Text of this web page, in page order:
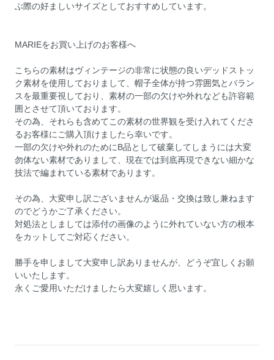
ぶ際の好ましいサイズとしておすすめしています。
MARIEをお買い上げのお客様へ
こちらの素材はヴィンテージの非常に状態の良いデッドストッ
ク素材を使用しておりまして、帽子全体が持つ雰囲気とバラン
スを最重要視しており、素材の一部の欠けや外れなども許容範
囲とさせて頂いております。
その為、それらも含めてこの素材の世界観を受け入れてくださ
るお客様にご購入頂けましたら幸いです。
一部の欠けや外れのためにB品として破棄してしまうには大変
勿体ない素材でありまして、現在では到底再現できない細かな
技法で編まれている素材であります。
その為、大変申し訳ございませんが返品・交換は致し兼ねます
のでどうかご了承ください。
対処法としましては添付の画像のように外れていない方の根本
をカットしてご対応ください。
勝手を申しまして大変申し訳ありませんが、どうぞ宜しくお願
いいたします。
永くご愛用いただけましたら大変嬉しく思います。